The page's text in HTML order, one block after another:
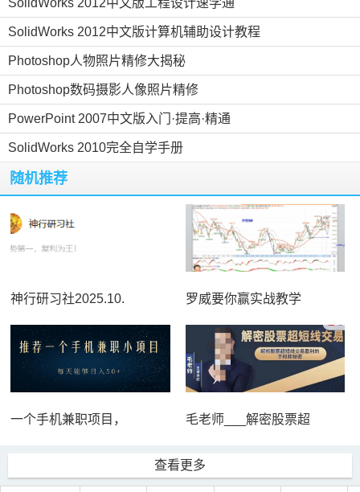
SolidWorks 2012中文版计算机辅助设计教程
Photoshop人物照片精修大揭秘
Photoshop数码摄影人像照片精修
PowerPoint 2007中文版入门·提高·精通
SolidWorks 2010完全自学手册
随机推荐
神行研习社2025.10. 罗威要你赢实战教学
一个手机兼职项目， 毛老师___解密股票超
查看更多